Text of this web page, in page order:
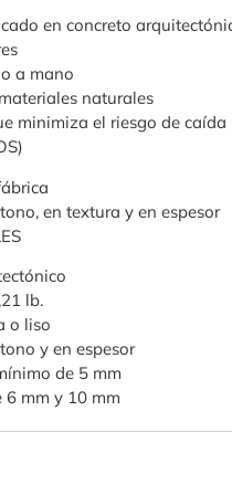
en concreto
a mano
naturales
minimiza el riesgo de caída
en textura y en espesor
lb.
o liso
y en espesor
de 5 mm
6 mm y 10 mm